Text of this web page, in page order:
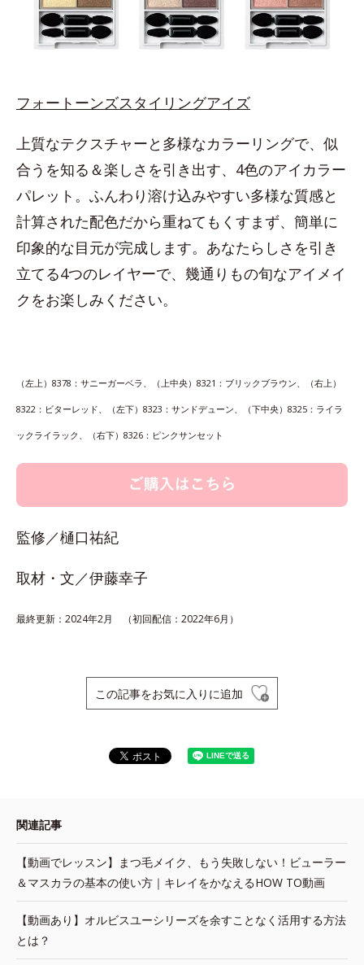
フォートーンズスタイリングアイズ
上質なテクスチャーと多様なカラーリングで、似
合うを知る＆楽しさを引き出す、4色のアイカラー
パレット。ふんわり溶け込みやすい多様な質感と
計算された配色だから重ねてもくすまず、簡単に
印象的な目元が完成します。あなたらしさを引き
立てる4つのレイヤーで、幾通りもの旬なアイメイ
クをお楽しみください。
（左上）8378：サニーガーベラ、（上中央）8321：ブリックブラウン、（右上）
8322：ビターレッド、（左下）8323：サンドデューン、（下中央）8325：ライラ
ックライラック、（右下）8326：ピンクサンセット
監修／樋口祐紀
取材・文／伊藤幸子
最終更新：2024年2月 （初回配信：2022年6月）
この記事をお気に入りに追加
関連記事
【動画でレッスン】まつ毛メイク、もう失敗しない！ビューラー
＆マスカラの基本の使い方｜キレイをかなえるHOW TO動画
【動画あり】オルビスユーシリーズを余すことなく活用する方法
とは？